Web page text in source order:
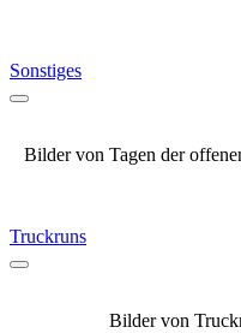
Sonstiges
Bilder von Tagen der
Truckruns
Bilder von